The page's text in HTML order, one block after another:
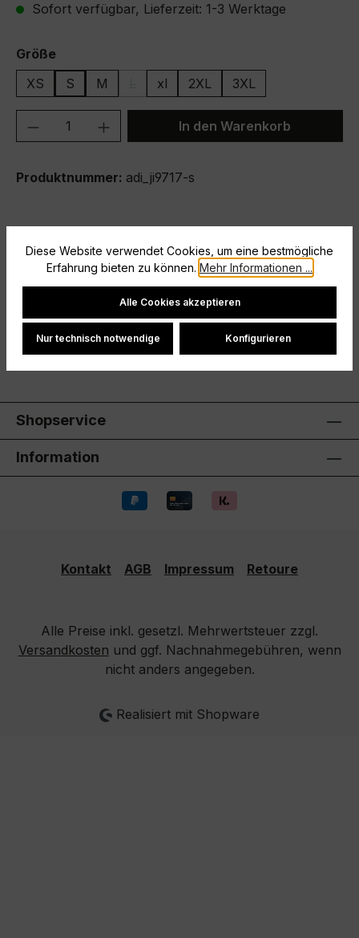
Sofort verfügbar, Lieferzeit: 1-3 Werktage
Größeauswählen
XS
S M
(Diese Option ist zurzeit nicht verfügbar.)
xl 2XL 3XL
Produkt Anzahl: Gib denIn den Warenkorb
Produktnummer: adi_ji9717-s
Beschreibung
Größe: S
Bewertungen
Shopservice
Information
Kontakt AGB Impressum Retoure
Alle Preise inkl. gesetzl. Mehrwertsteuer zzgl.
Versandkosten und ggf. Nachnahmegebühren, wenn
nicht anders angegeben.
Realisiert mit Shopware
Diese Website verwendet Cookies, um eine bestmögliche
Erfahrung bieten zu können. Mehr Informationen ...
Cookie-Einstellungen
Alle Cookies akzeptieren
Nur technisch notwendige Konfigurieren